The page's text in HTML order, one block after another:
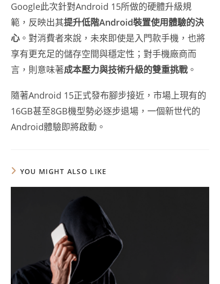
Google此次針對Android 15所做的硬體升級規
範，反映出其提升低階Android裝置使用體驗的決
心 。對消費者來說，未來即使是入門款手機，也將
享有更充足的儲存空間與穩定性；對手機廠商而
言，則意味著成本壓力與技術升級的雙重挑戰。
隨著Android 15正式發布腳步接近，市場上現有的
16GB甚至8GB機型勢必逐步退場，一個新世代的
Android體驗即將啟動。
YOU MIGHT ALSO LIKE